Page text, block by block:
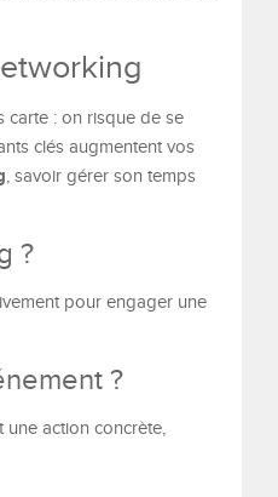
carte : on risque de se
clés augmentent vos
, savoir gérer son temps
?
pour engager une
?
action concrète,